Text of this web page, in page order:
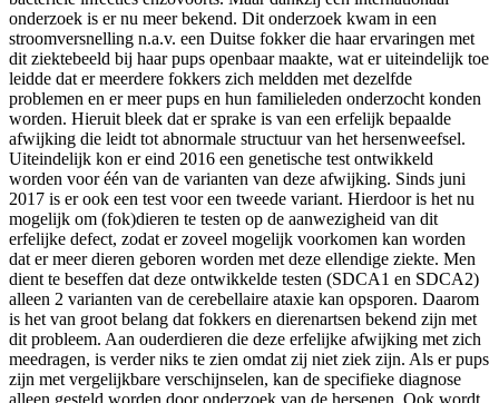
onderzoek is er nu meer bekend. Dit onderzoek kwam in een
stroomversnelling n.a.v. een Duitse fokker die haar ervaringen met
dit ziektebeeld bij haar pups openbaar maakte, wat er uiteindelijk toe
leidde dat er meerdere fokkers zich meldden met dezelfde
problemen en er meer pups en hun familieleden onderzocht konden
worden. Hieruit bleek dat er sprake is van een erfelijk bepaalde
afwijking die leidt tot abnormale structuur van het hersenweefsel.
Uiteindelijk kon er eind 2016 een genetische test ontwikkeld
worden voor één van de varianten van deze afwijking. Sinds juni
2017 is er ook een test voor een tweede variant. Hierdoor is het nu
mogelijk om (fok)dieren te testen op de aanwezigheid van dit
erfelijke defect, zodat er zoveel mogelijk voorkomen kan worden
dat er meer dieren geboren worden met deze ellendige ziekte. Men
dient te beseffen dat deze ontwikkelde testen (SDCA1 en SDCA2)
alleen 2 varianten van de cerebellaire ataxie kan opsporen. Daarom
is het van groot belang dat fokkers en dierenartsen bekend zijn met
dit probleem. Aan ouderdieren die deze erfelijke afwijking met zich
meedragen, is verder niks te zien omdat zij niet ziek zijn. Als er pups
zijn met vergelijkbare verschijnselen, kan de specifieke diagnose
alleen gesteld worden door onderzoek van de hersenen. Ook wordt